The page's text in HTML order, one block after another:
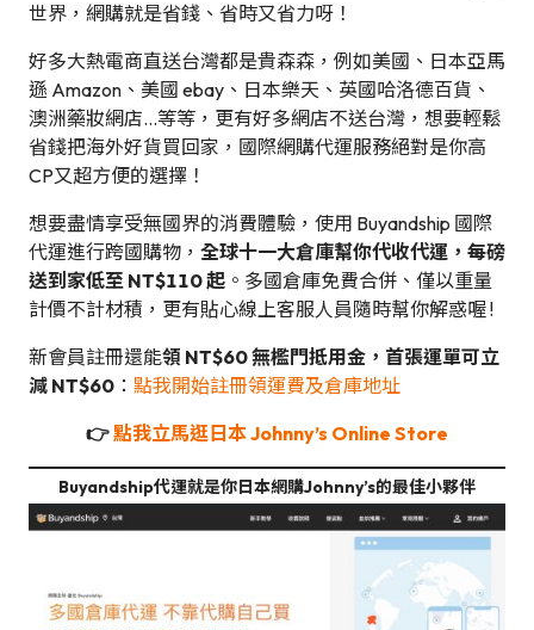
世界，網購就是省錢、省時又省力呀！
好多大熱電商直送台灣都是貴森森，例如美國、日本亞馬
遜 Amazon、美國 ebay、日本樂天、英國哈洛德百貨、
澳洲藥妝網店…等等，更有好多網店不送台灣，想要輕鬆
省錢把海外好貨買回家，國際網購代運服務絕對是你高
CP又超方便的選擇！
想要盡情享受無國界的消費體驗，使用 Buyandship 國際
代運進行跨國購物， 全球十一大倉庫幫你代收代運，每磅
送到家低至 NT$110 起 。多國倉庫免費合併、僅以重量
計價不計材積，更有貼心線上客服人員隨時幫你解惑喔 !
新會員註冊還能領 NT$60 無檻門抵用金，首張運單可立
減 NT$60 ： 點我開始註冊領運費及倉庫地址
👉點我立馬逛 日本 Johnny’s Online Store
Buyandship代運就是你日本網購Johnny’s的最佳小夥伴